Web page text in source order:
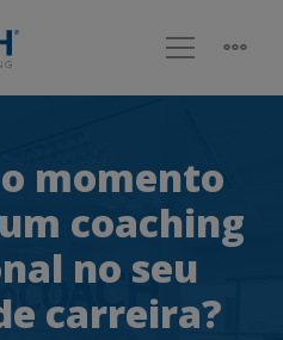
momento
coaching
no seu
carreira?